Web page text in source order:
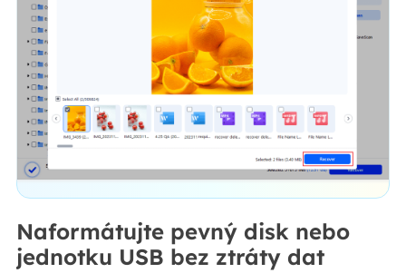
Naformátujte pevný disk nebo
jednotku USB bez ztráty dat